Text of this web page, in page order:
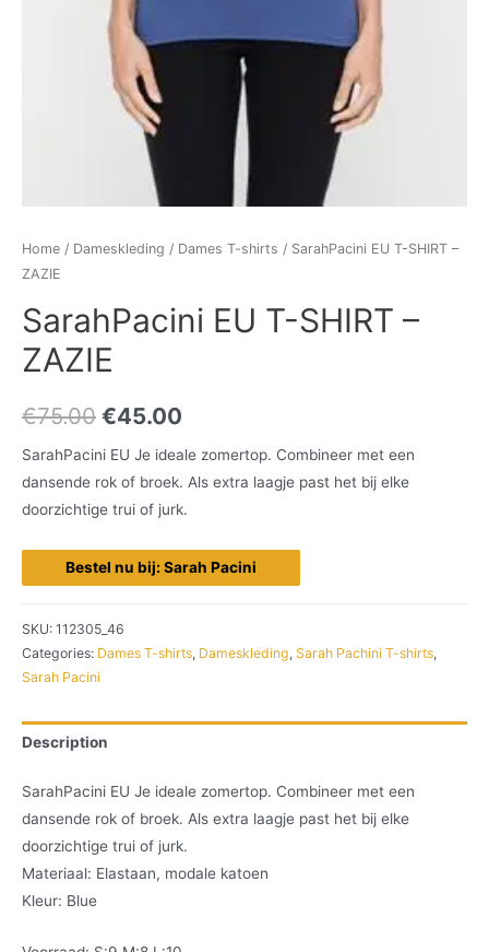
Home / Dameskleding / Dames T-shirts / SarahPacini EU T-SHIRT –
ZAZIE
SarahPacini EU T-SHIRT –
ZAZIE
€75.00 €45.00
SarahPacini EU Je ideale zomertop. Combineer met een
dansende rok of broek. Als extra laagje past het bij elke
doorzichtige trui of jurk.
Bestel nu bij: Sarah Pacini
SKU: 112305_46
Categories: Dames T-shirts, Dameskleding, Sarah Pachini T-shirts,
Sarah Pacini
Description
SarahPacini EU Je ideale zomertop. Combineer met een
dansende rok of broek. Als extra laagje past het bij elke
doorzichtige trui of jurk.
Materiaal: Elastaan, modale katoen
Kleur: Blue